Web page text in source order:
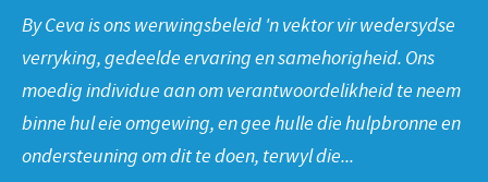
Produkte lys
Varke
Kontribusie
Ondersteuningsprogramme
Besigheid en wetenskaplike venootskappe
Vind hiermee ons hoof poste
Jou persoonlike ontwikkeling
Ons werwings proses
By Ceva is ons werwingsbeleid 'n vektor vir wedersydse
verryking, gedeelde ervaring en samehorigheid. Ons
moedig individue aan om verantwoordelikheid te neem
binne hul eie omgewing, en gee hulle die hulpbronne en
ondersteuning om dit te doen, terwyl die...